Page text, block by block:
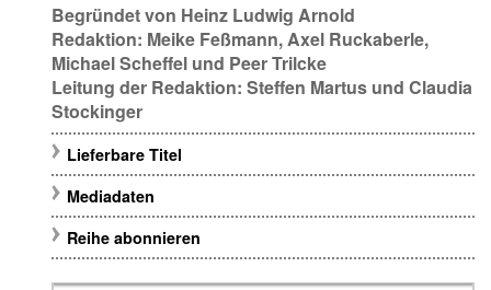
Begründet von Heinz Ludwig Arnold
Redaktion: Meike Feßmann,Axel Ruckaberle,
Michael Scheffel und Peer Trilcke
Leitung der Redaktion: Steffen Martus und Claudia
Stockinger
Lieferbare Titel
Mediadaten
Reihe abonnieren